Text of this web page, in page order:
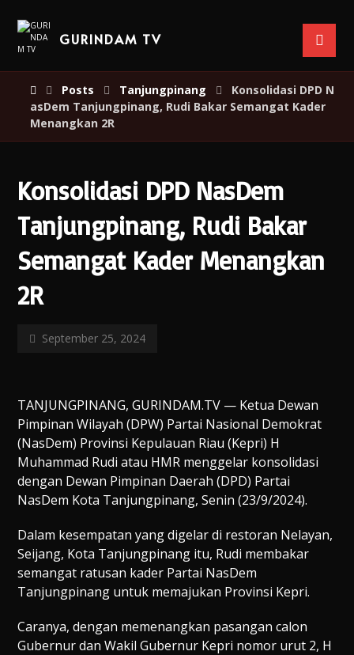
GURINDAM TV
Posts Tanjungpinang
Konsolidasi DPD N
asDem Tanjungpinang, Rudi Bakar Semangat Kader
Menangkan 2R
Konsolidasi DPD NasDem
Tanjungpinang, Rudi Bakar
Semangat Kader Menangkan
2R
September 25, 2024
TANJUNGPINANG, GURINDAM.TV — Ketua Dewan
Pimpinan Wilayah (DPW) Partai Nasional Demokrat
(NasDem) Provinsi Kepulauan Riau (Kepri) H
Muhammad Rudi atau HMR menggelar konsolidasi
dengan Dewan Pimpinan Daerah (DPD) Partai
NasDem Kota Tanjungpinang, Senin (23/9/2024).
Dalam kesempatan yang digelar di restoran Nelayan,
Seijang, Kota Tanjungpinang itu, Rudi membakar
semangat ratusan kader Partai NasDem
Tanjungpinang untuk memajukan Provinsi Kepri.
Caranya, dengan memenangkan pasangan calon
Gubernur dan Wakil Gubernur Kepri nomor urut 2, H